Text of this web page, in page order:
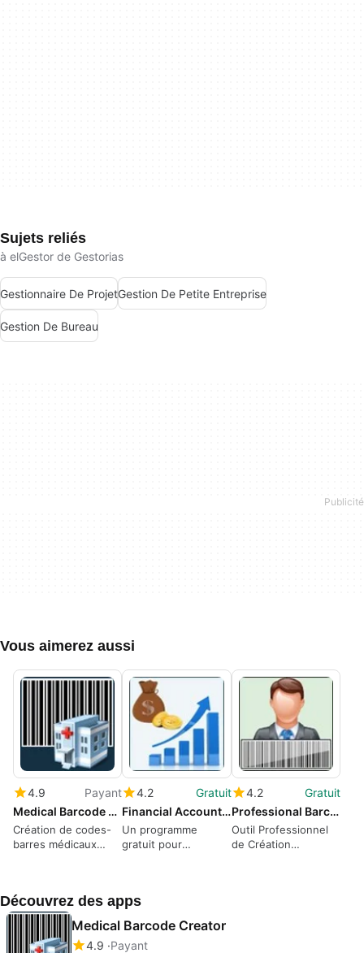
Sujets reliés
à elGestor de Gestorias
Gestionnaire De ProjetGestion De Petite Entreprise
Gestion De Bureau
Vous aimerez aussi
4.9
Payant
Medical Barcode Creator
Création de codes-
barres médicaux
4.2
Gratuit
Financial Accounting Program
Un programme
gratuit pour
4.2
Gratuit
Professional Barcode Label Maker
Outil Professionnel
de Création
Découvrez des apps
Medical Barcode Creator
4.9 Payant